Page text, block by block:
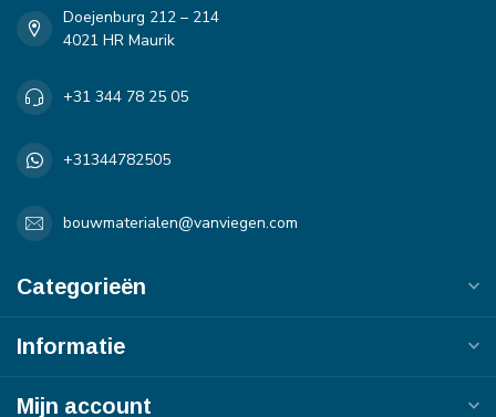
Doejenburg 212 – 214
4021 HR Maurik
+31 344 78 25 05
+31344782505
bouwmaterialen@vanviegen.com
Categorieën
Informatie
Mijn account